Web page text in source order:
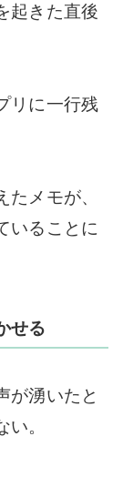
起きた直後
リに一行残
メモが、
いることに
せる
が湧いたと
。